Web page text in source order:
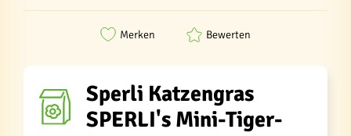
Merken Bewerten
Sperli Katzengras
SPERLI's Mini-Tiger-